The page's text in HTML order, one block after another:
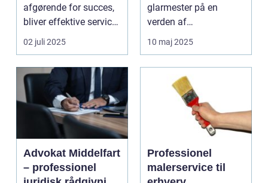
afgørende for succes,
bliver effektive service
ma...
02 juli 2025
glarmester på en
verden af
glasløsning...
10 maj 2025
Advokat Middelfart
– professionel
Professionel
malerservice til